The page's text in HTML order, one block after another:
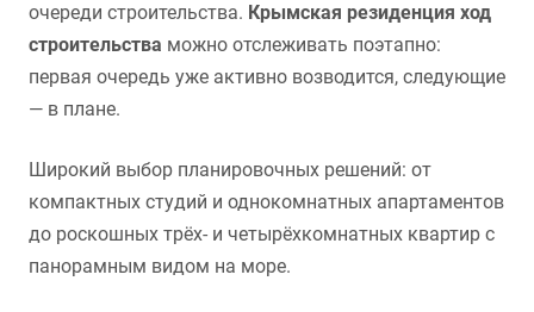
очереди строительства. Крымская резиденция ход
строительства можно отслеживать поэтапно:
первая очередь уже активно возводится, следующие
— в плане.
Широкий выбор планировочных решений: от
компактных студий и однокомнатных апартаментов
до роскошных трёх- и четырёхкомнатных квартир с
панорамным видом на море.